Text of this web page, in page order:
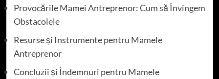
Provocările Mamei Antreprenor: Cum să Învingem
Obstacolele
Resurse și Instrumente pentru Mamele
Antreprenor
Concluzii și Îndemnuri pentru Mamele